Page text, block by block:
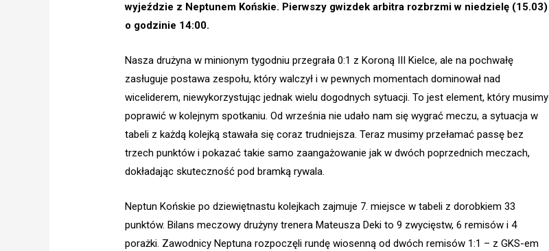
wyjeździe z Neptunem Końskie. Pierwszy gwizdek arbitra rozbrzmi w niedzielę (15.03)
o godzinie 14:00.
Nasza drużyna w minionym tygodniu przegrała 0:1 z Koroną III Kielce, ale na pochwałę
zasługuje postawa zespołu, który walczył i w pewnych momentach dominował nad
wiceliderem, niewykorzystując jednak wielu dogodnych sytuacji. To jest element, który musimy
poprawić w kolejnym spotkaniu. Od września nie udało nam się wygrać meczu, a sytuacja w
tabeli z każdą kolejką stawała się coraz trudniejsza. Teraz musimy przełamać passę bez
trzech punktów i pokazać takie samo zaangażowanie jak w dwóch poprzednich meczach,
dokładając skuteczność pod bramką rywala.
Neptun Końskie po dziewiętnastu kolejkach zajmuje 7. miejsce w tabeli z dorobkiem 33
punktów. Bilans meczowy drużyny trenera Mateusza Deki to 9 zwycięstw, 6 remisów i 4
porażki. Zawodnicy Neptuna rozpoczęli rundę wiosenną od dwóch remisów 1:1 – z GKS-em